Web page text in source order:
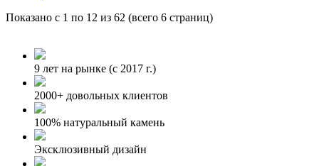
Показано с 1 по 12 из 62 (всего 6 страниц)
9 лет на рынке (с 2017 г.)
2000+ довольных клиентов
100% натуральный камень
Эксклюзивный дизайн